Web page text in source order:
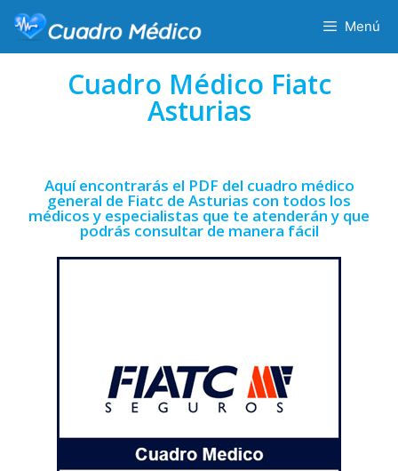
Menú
Cuadro Médico Fiatc
Asturias
Aquí encontrarás el PDF del cuadro médico
general de Fiatc de Asturias con todos los
médicos y especialistas que te atenderán y que
podrás consultar de manera fácil